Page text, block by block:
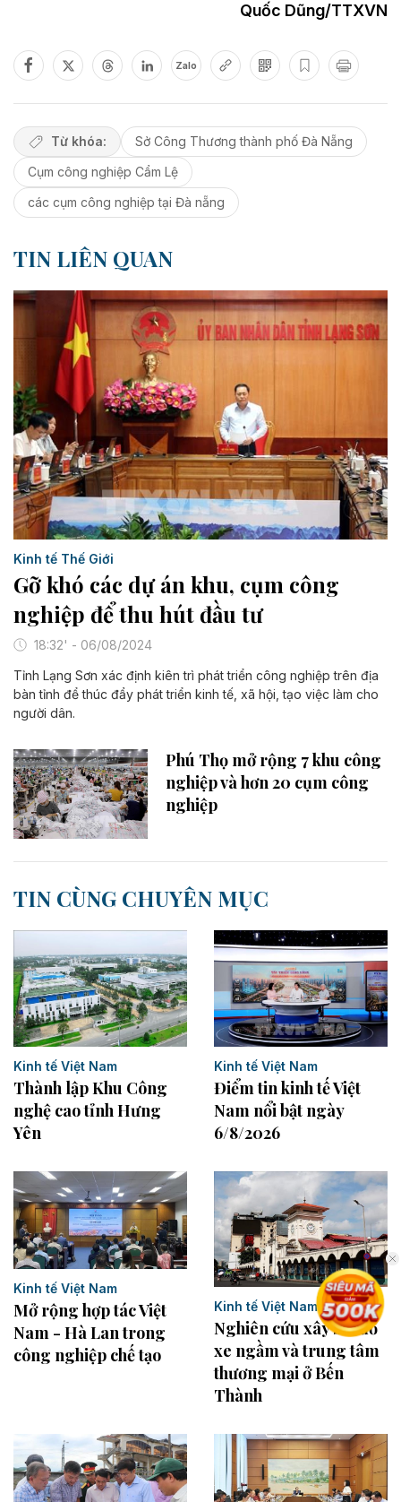
Quốc Dũng/TTXVN
Zalo
Từ khóa:
Sở Công Thương thành phố Đà Nẵng
Cụm công nghiệp Cẩm Lệ
các cụm công nghiệp tại Đà nẵng
TIN LIÊN QUAN
Kinh tế Thế Giới
Gỡ khó các dự án khu, cụm công
nghiệp để thu hút đầu tư
18:32' - 06/08/2024
Tỉnh Lạng Sơn xác định kiên trì phát triển công nghiệp trên địa
bàn tỉnh để thúc đẩy phát triển kinh tế, xã hội, tạo việc làm cho
người dân.
Phú Thọ mở rộng 7 khu công
nghiệp và hơn 20 cụm công
nghiệp
TIN CÙNG CHUYÊN MỤC
Kinh tế Việt Nam
Thành lập Khu Công
nghệ cao tỉnh Hưng
Yên
Kinh tế Việt Nam
Điểm tin kinh tế Việt
Nam nổi bật ngày
6/8/2026
Kinh tế Việt Nam
Mở rộng hợp tác Việt
Nam - Hà Lan trong
công nghiệp chế tạo
Kinh tế Việt Nam
Nghiên cứu xây bãi đỗ
xe ngầm và trung tâm
thương mại ở Bến
Thành